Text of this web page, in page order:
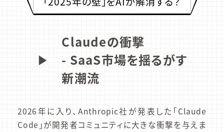
▶︎
Claudeの衝撃
- SaaS市場を揺るがす
新潮流
2026年に入り、Anthropic社が発表した「Claude
Code」が開発者コミュニティに大きな衝撃を与えま